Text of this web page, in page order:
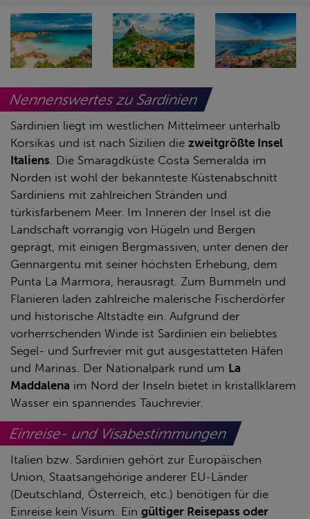
Nennenswertes zu Sardinien
Sardinien liegt im westlichen Mittelmeer unterhalb
Korsikas und ist nach Sizilien die zweitgrößte Insel
Italiens . Die Smaragdküste Costa Semeralda im
Norden ist wohl der bekannteste Küstenabschnitt
Sardiniens mit zahlreichen Stränden und
türkisfarbenem Meer. Im Inneren der Insel ist die
Landschaft vorrangig von Hügeln und Bergen
geprägt, mit einigen Bergmassiven, unter denen der
Gennargentu mit seiner höchsten Erhebung, dem
Punta La Marmora, herausragt. Zum Bummeln und
Flanieren laden zahlreiche malerische Fischerdörfer
und historische Altstädte ein. Aufgrund der
vorherrschenden Winde ist Sardinien ein beliebtes
Segel- und Surfrevier mit gut ausgestatteten Häfen
und Marinas. Der Nationalpark rund um La
Maddalena im Nord der Inseln bietet in kristallklarem
Wasser ein spannendes Tauchrevier.
Einreise- und Visabestimmungen
Italien bzw. Sardinien gehört zur Europäischen
Union, Staatsangehörige anderer EU-Länder
(Deutschland, Österreich, etc.) benötigen für die
Einreise kein Visum. Ein gültiger Reisepass oder